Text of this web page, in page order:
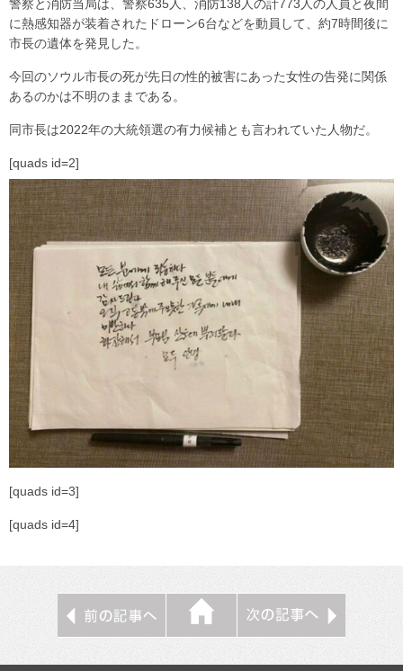
警察と消防当局は、警察635人、消防138人の計773人の人員と夜間
に熱感知器が装着されたドローン6台などを動員して、約7時間後に
市長の遺体を発見した。
今回のソウル市長の死が先日の性的被害にあった女性の告発に関係
あるのかは不明のままである。
同市長は2022年の大統領選の有力候補とも言われていた人物だ。
[quads id=2]
[quads id=3]
[quads id=4]